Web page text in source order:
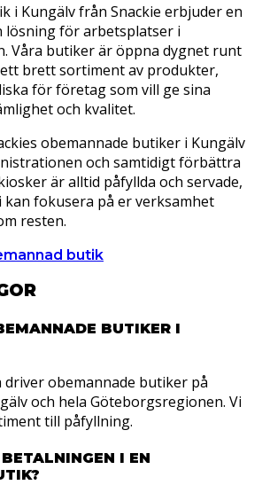
i Kungälv från Snackie erbjuder en
lösning för arbetsplatser i
Våra butiker är öppna dygnet runt
brett sortiment av produkter,
för företag som vill ge sina
och kvalitet.
obemannade butiker i Kungälv
och samtidigt förbättra
är alltid påfyllda och servade,
fokusera på er verksamhet
resten.
butik
BUTIKER I
driver obemannade butiker på
och hela Göteborgsregionen. Vi
till påfyllning.
I EN